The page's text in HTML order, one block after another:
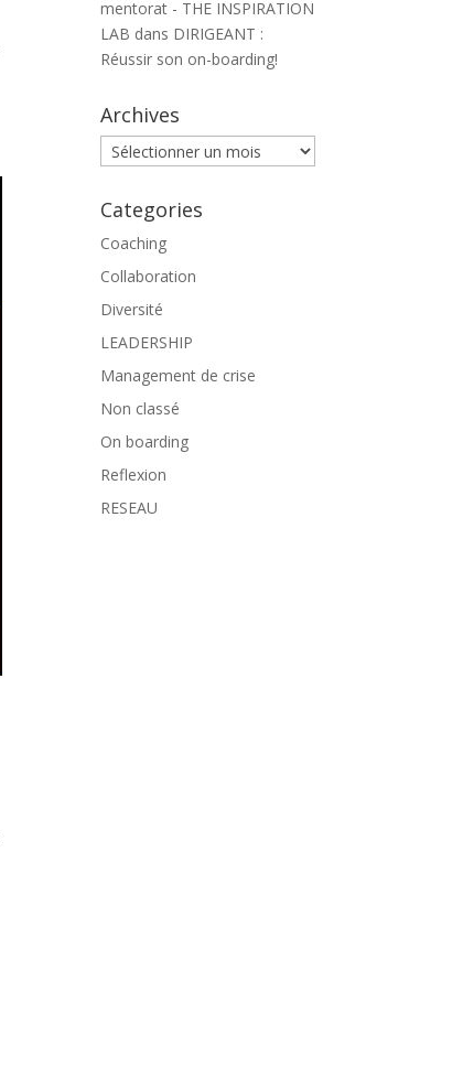
mentorat - THE INSPIRATION
LAB dans DIRIGEANT :
Réussir son on-boarding!
Archives
Archives
Categories
Coaching
Collaboration
Diversité
LEADERSHIP
Management de crise
Non classé
On boarding
Reflexion
RESEAU